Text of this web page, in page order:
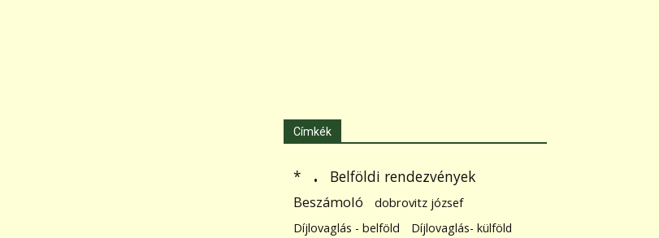
Címkék
* . Belföldi rendezvények
Beszámoló dobrovitz józsef
Díjlovaglás - belföld Díjlovaglás- külföld